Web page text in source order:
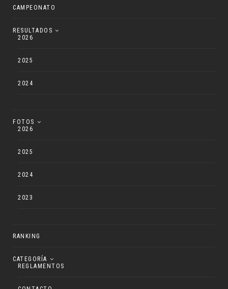
CAMPEONATO
RESULTADOS
2026
2025
2024
FOTOS
2026
2025
2024
2023
RANKING
CATEGORÍA
REGLAMENTOS